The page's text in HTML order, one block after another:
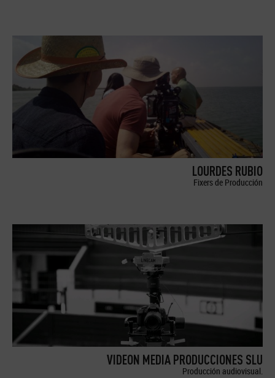
LOURDES RUBIO
Fixers de Producción
VIDEON MEDIA PRODUCCIONES SLU
Producción audiovisual.